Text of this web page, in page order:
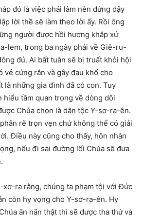
đó là việc phải làm nên đứng dậy
lời thề sẽ làm theo lời ấy. Rồi ông
người được hồi hương khắp xứ
lem, trong ba ngày phải về Giê-ru-
đủ. Ai bất tuân sẽ bị truất khỏi hội
vẻ cứng rắn và gây đau khổ cho
là những gia đình đã có con. Tuy
hiểu tầm quan trọng về dòng dõi
Chúa chọn là dân tộc Y-sơ-ra-ên.
rẽ trọn vẹn chứ không thể có giải
Điều này cũng cho thấy, hôn nhân
nếu đi sai đường lối Chúa sẽ đưa
xơ-ra rằng, chúng ta phạm tội với Đức
còn hy vọng cho Y-sơ-ra-ên. Hy
ăn năn thật thì sẽ được tha thứ và